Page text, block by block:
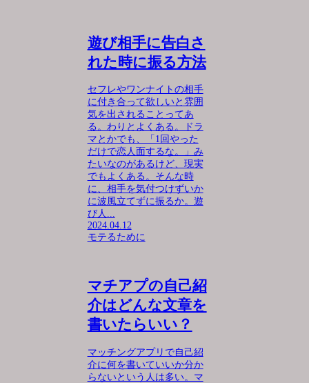
遊び相手に告白さ
れた時に振る方法
セフレやワンナイトの相手
に付き合って欲しいと雰囲
気を出されることってあ
る。わりとよくある。ドラ
マとかでも、「1回やった
だけで恋人面するな。」み
たいなのがあるけど、現実
でもよくある。そんな時
に、相手を気付つけずいか
に波風立てずに振るか。遊
び人...
2024.04.12
モテるために
マチアプの自己紹
介はどんな文章を
書いたらいい？
マッチングアプリで自己紹
介に何を書いていいか分か
らないという人は多い。マ